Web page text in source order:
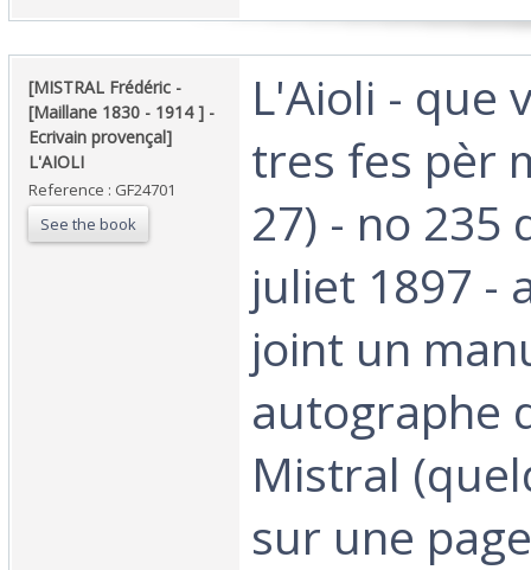
‎[MISTRAL Frédéric -
[Maillane 1830 - 1914 ] -
Ecrivain provençal]
L'AIOLI ‎
Reference : GF24701
See the book
‎L'Aioli - que
tres fes pèr
27) - no 235
juliet 1897 -
joint un
autographe
Mistral
sur une